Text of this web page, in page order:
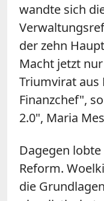
wandte sich
der zehn
Macht jetzt
Triumvirat aus
Finanzchef",
2.0", Maria
Dagegen
Reform.
die